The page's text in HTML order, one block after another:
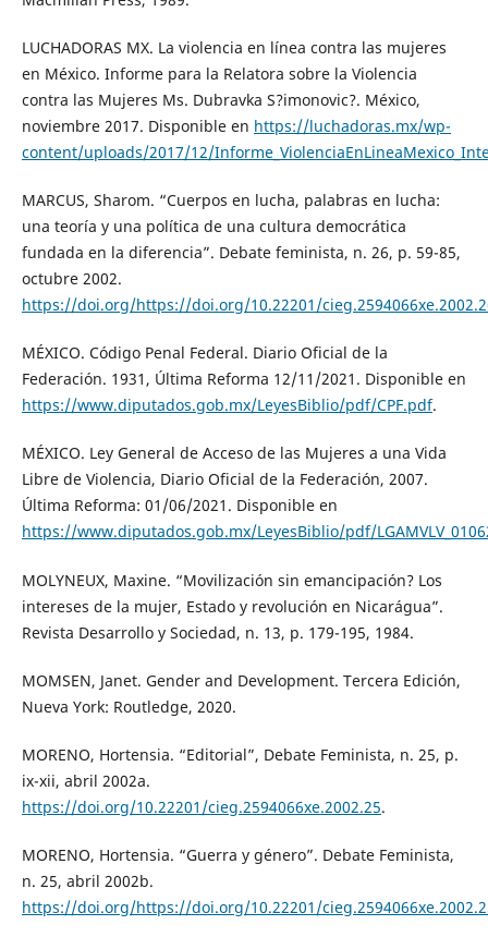
LUCHADORAS MX. La violencia en línea contra las mujeres
en México. Informe para la Relatora sobre la Violencia
contra las Mujeres Ms. Dubravka S?imonovic?. México,
noviembre 2017. Disponible en https://luchadoras.mx/wp-
content/uploads/2017/12/
MARCUS, Sharom. “Cuerpos en lucha, palabras en lucha:
una teoría y una política de una cultura democrática
fundada en la diferencia”. Debate feminista, n. 26, p. 59-85,
octubre 2002.
https://doi.org/https://doi.org/10.22201/
MÉXICO. Código Penal Federal. Diario Oficial de la
Federación. 1931, Última Reforma 12/11/2021. Disponible en
https://www.diputados.gob.mx/LeyesBiblio/pdf/CPF.pdf.
MÉXICO. Ley General de Acceso de las Mujeres a una Vida
Libre de Violencia, Diario Oficial de la Federación, 2007.
Última Reforma: 01/06/2021. Disponible en
https://www.diputados.gob.mx/LeyesBiblio/pdf/
MOLYNEUX, Maxine. “Movilización sin emancipación? Los
intereses de la mujer, Estado y revolución en Nicarágua”.
Revista Desarrollo y Sociedad, n. 13, p. 179-195, 1984.
MOMSEN, Janet. Gender and Development. Tercera Edición,
Nueva York: Routledge, 2020.
MORENO, Hortensia. “Editorial”, Debate Feminista, n. 25, p.
ix-xii, abril 2002a.
https://doi.org/10.22201/cieg.2594066xe.2002.25.
MORENO, Hortensia. “Guerra y género”. Debate Feminista,
n. 25, abril 2002b.
https://doi.org/https://doi.org/10.22201/